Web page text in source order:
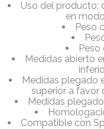
Uso del producto:
en
Peso
Peso
Medidas abierto
Medidas plegado
superior a favor
Medidas
Compatible con